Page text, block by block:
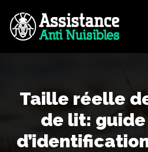
Taille réelle
de lit: